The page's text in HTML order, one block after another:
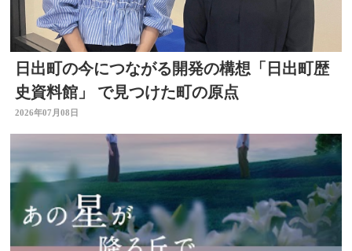
日出町の今につながる開発の構想「日出町歴
史資料館」 で見つけた町の原点
2026年07月08日